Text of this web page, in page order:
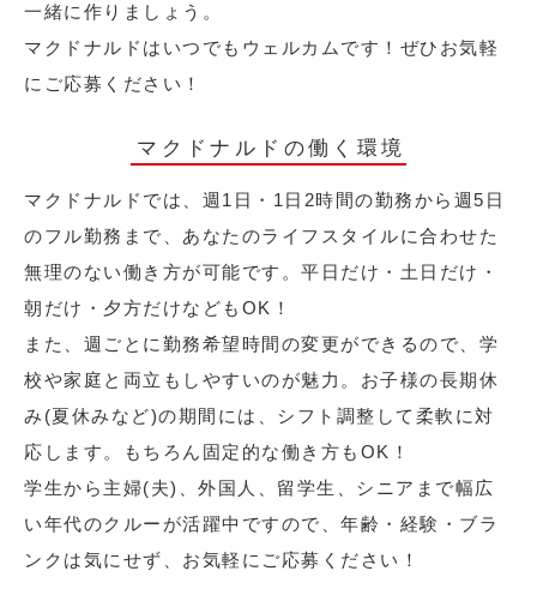
一緒に作りましょう。
マクドナルドはいつでもウェルカムです！ぜひお気軽
にご応募ください！
マクドナルドの働く環境
マクドナルドでは、週1日・1日2時間の勤務から週5日
のフル勤務まで、あなたのライフスタイルに合わせた
無理のない働き方が可能です。平日だけ・土日だけ・
朝だけ・夕方だけなどもOK！
また、週ごとに勤務希望時間の変更ができるので、学
校や家庭と両立もしやすいのが魅力。お子様の長期休
み(夏休みなど)の期間には、シフト調整して柔軟に対
応します。もちろん固定的な働き方もOK！
学生から主婦(夫)、外国人、留学生、シニアまで幅広
い年代のクルーが活躍中ですので、年齢・経験・ブラ
ンクは気にせず、お気軽にご応募ください！